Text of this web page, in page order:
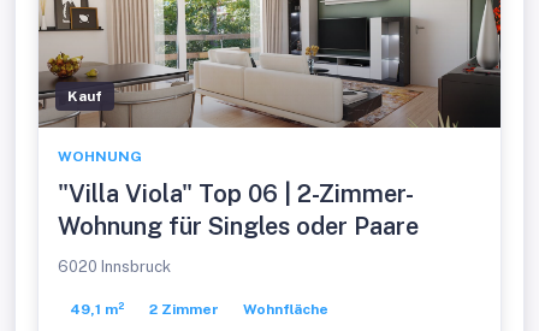
Kauf
WOHNUNG
"Villa Viola" Top 06 | 2-Zimmer-
Wohnung für Singles oder Paare
6020 Innsbruck
49,1 m² 2 Zimmer Wohnfläche